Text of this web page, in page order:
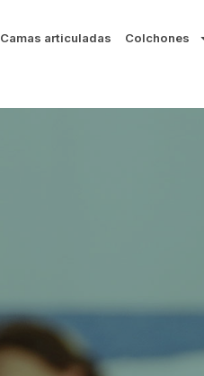
Camas articuladas Colchones